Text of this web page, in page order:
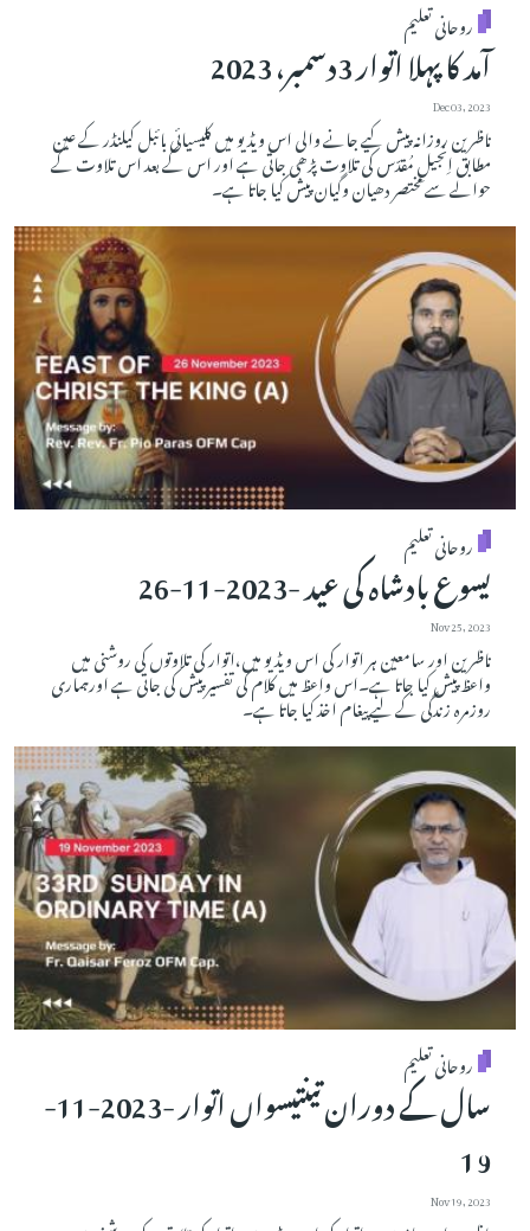
روحانی تعلیم
آمد کا پہلا اتوار 3دسمبر، 2023
Dec 03, 2023
ناظرین روزانہ پیش کیے جانے والی اس ویڈیو میں کلیسیائی بائبل کیلنڈر کے عین
مطابق اِنجیلِ مُقدّس کی تلاوت پڑھی جاتی ہے اور اس کے بعد اس تلاوت کے
حوالے سے مختصر دھیان وگیان پیش کیا جاتا ہے۔
روحانی تعلیم
یسوع بادشاہ کی عید -2023-11-26
Nov 25, 2023
ناظرین اور سامعین ہر اتوار کی اس ویڈیو میں،اتوار کی تلاوتوں کی روشنی میں
واعظ پیش کیا جاتا ہے۔اس واعظ میں کلام کی تفسیر پیش کی جاتی ہے اورہماری
روزمرہ زندگی کے لیے پیغام اخذ کیا جاتا ہے۔
روحانی تعلیم
سال کے دوران تینتیسواں اتوار -2023-11-
19
Nov 19, 2023